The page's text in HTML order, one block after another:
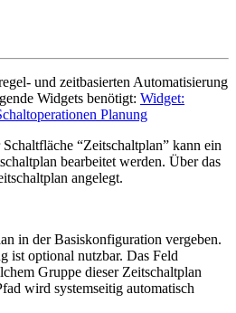
und zeitbasierten Automatisierung
Widgets benötigt: Widget:
Planung
“Zeitschaltplan” kann ein
bearbeitet werden. Über das
angelegt.
in der Basiskonfiguration vergeben.
ist optional nutzbar. Das Feld
Gruppe dieser Zeitschaltplan
wird systemseitig automatisch